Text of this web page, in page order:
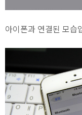
아이폰과 연결된 모습